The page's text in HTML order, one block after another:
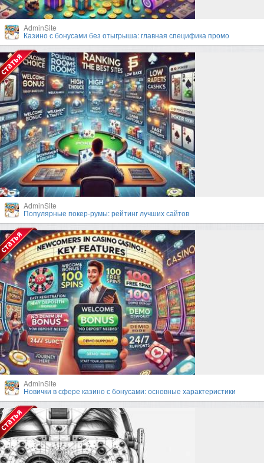
AdminSite
Казино с бонусами без отыгрыша: главная специфика промо
AdminSite
Популярные покер-румы: рейтинг лучших сайтов
AdminSite
Новички в сфере казино с бонусами: основные характеристики